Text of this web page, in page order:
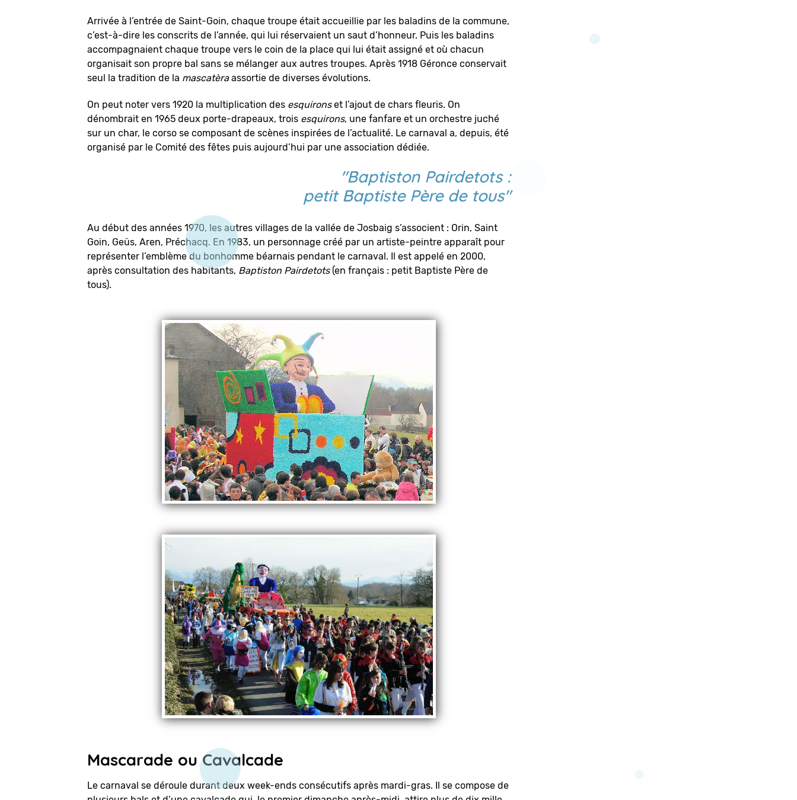
Arrivée à l’entrée de Saint-Goin, chaque troupe était accueillie par les baladins de la commune,
c’est-à-dire les conscrits de l’année, qui lui réservaient un saut d’honneur. Puis les baladins
accompagnaient chaque troupe vers le coin de la place qui lui était assigné et où chacun
organisait son propre bal sans se mélanger aux autres troupes. Après 1918 Géronce conservait
seul la tradition de la mascatèraassortie de diverses évolutions.
On peut noter vers 1920 la multiplication des esquironset l’ajout de chars fleuris. On
dénombrait en 1965 deux porte-drapeaux, trois esquirons, une fanfare et un orchestre juché
sur un char, le corso se composant de scènes inspirées de l’actualité. Le carnaval a, depuis, été
organisé par le Comité des fêtes puis aujourd’hui par une association dédiée.
"Baptiston Pairdetots:
petit Baptiste Père de tous"
Au début des années 1970, les autres villages de la vallée de Josbaig s’associent : Orin, Saint
Goin, Geüs, Aren, Préchacq. En 1983, un personnage créé par un artiste-peintre apparaît pour
représenter l’emblème du bonhomme béarnais pendant le carnaval. Il est appelé en 2000,
après consultation des habitants, Baptiston Pairdetots(en français : petit Baptiste Père de
tous).
Mascarade ou Cavalcade
Le carnaval se déroule durant deux week-ends consécutifs après mardi-gras. Il se compose de